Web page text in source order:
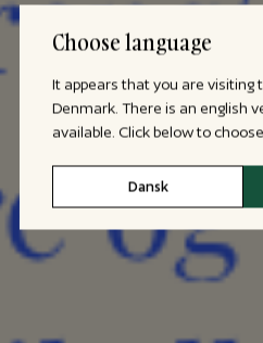
Choose language
It appears that you are visiting
Denmark. There is an english
available. Click below to
Dansk